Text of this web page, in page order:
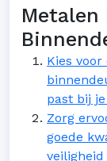
Metalen
Kies
past bij
Zorg
goede
veiligheid